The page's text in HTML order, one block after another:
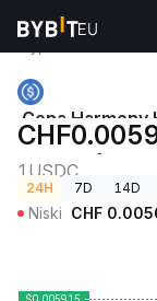
Ceny
Cena Harmony
(Harmony)
1USDC
24H 7D 14D
Niski CHF